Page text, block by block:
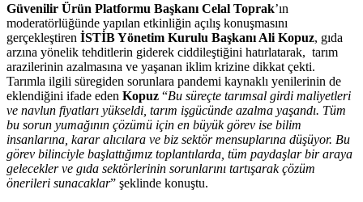
Güvenilir Ürün Platformu Başkanı Celal Toprak’ın
moderatörlüğünde yapılan etkinliğin açılış konuşmasını
gerçekleştiren İSTİB Yönetim Kurulu Başkanı Ali Kopuz, gıda
arzına yönelik tehditlerin giderek ciddileştiğini hatırlatarak, tarım
arazilerinin azalmasına ve yaşanan iklim krizine dikkat çekti.
Tarımla ilgili süregiden sorunlara pandemi kaynaklı yenilerinin de
eklendiğini ifade eden Kopuz “Bu süreçte tarımsal girdi maliyetleri
ve navlun fiyatları yükseldi, tarım işgücünde azalma yaşandı. Tüm
bu sorun yumağının çözümü için en büyük görev ise bilim
insanlarına, karar alıcılara ve biz sektör mensuplarına düşüyor. Bu
görev bilinciyle başlattığımız toplantılarda, tüm paydaşlar bir araya
gelecekler ve gıda sektörlerinin sorunlarını tartışarak çözüm
önerileri sunacaklar” şeklinde konuştu.